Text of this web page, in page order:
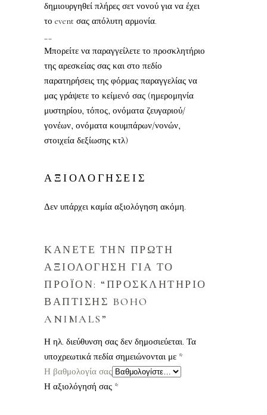
δημιουργηθεί πλήρες σετ νονού για να έχει
το event σας απόλυτη αρμονία.
Μπορείτε να παραγγείλετε το προσκλητήριο
της αρεσκείας σας και στο πεδίο
παρατηρήσεις της φόρμας παραγγελίας να
μας γράψετε το κείμενό σας (ημερομηνία
μυστηρίου, τόπος, ονόματα ζευγαριού/
γονέων, ονόματα κουμπάρων/νονών,
στοιχεία δεξίωσης κτλ)
ΑΞΙΟΛΟΓΗΣΕΙΣ
Δεν υπάρχει καμία αξιολόγηση ακόμη.
ΚΑΝΕΤΕ ΤΗΝ ΠΡΩΤΗ
ΑΞΙΟΛΟΓΗΣΗ ΓΙΑ ΤΟ
ΠΡΟΪΟΝ: “ΠΡΟΣΚΛΗΤΗΡΙΟ
ΒΑΠΤΙΣΗΣ BOHO
ANIMALS”
Η ηλ. διεύθυνση σας δεν δημοσιεύεται. Τα
υποχρεωτικά πεδία σημειώνονται με *
Η βαθμολογία σας
Η αξιολόγησή σας *